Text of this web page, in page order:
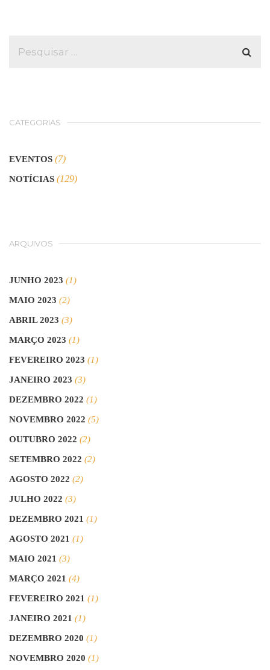
CATEGORIAS
EVENTOS (7)
NOTÍCIAS (129)
ARQUIVOS
JUNHO 2023 (1)
MAIO 2023 (2)
ABRIL 2023 (3)
MARÇO 2023 (1)
FEVEREIRO 2023 (1)
JANEIRO 2023 (3)
DEZEMBRO 2022 (1)
NOVEMBRO 2022 (5)
OUTUBRO 2022 (2)
SETEMBRO 2022 (2)
AGOSTO 2022 (2)
JULHO 2022 (3)
DEZEMBRO 2021 (1)
AGOSTO 2021 (1)
MAIO 2021 (3)
MARÇO 2021 (4)
FEVEREIRO 2021 (1)
JANEIRO 2021 (1)
DEZEMBRO 2020 (1)
NOVEMBRO 2020 (1)